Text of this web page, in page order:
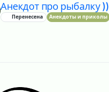
Анекдот про рыбалку ))
Перенесена Анекдоты и приколы